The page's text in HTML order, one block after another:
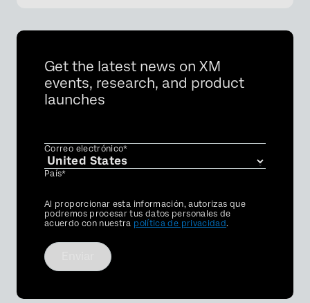
Get the latest news on XM
events, research, and product
launches
Correo electrónico*
País*
Privacy
Optin
Al proporcionar esta información, autorizas que
podremos procesar tus datos personales de
acuerdo con nuestra política de privacidad.